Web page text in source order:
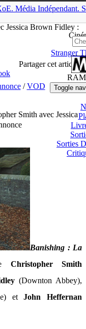
Média Indépendant.
Ciné
Stranger
Toggle
Sorties
Jessica Brown Fidley :
Partager cet article
/VOD
Smith avec Jessica
Banishing : La
Christopher Smith
(Downton Abbey),
etJohn Heffernan